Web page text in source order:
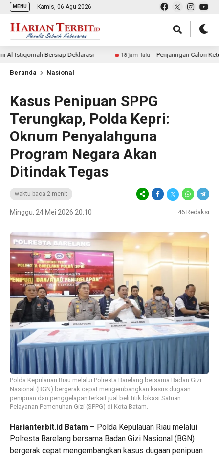
MENU Kamis, 06 Agu 2026
Bersiap Deklarasi 18 jam lalu Penjaringan Calon Ketua
Beranda Nasional
Kasus Penipuan SPPG
Terungkap, Polda Kepri:
Oknum Penyalahguna
Program Negara Akan
Ditindak Tegas
waktu baca 2 menit
Minggu, 24 Mei 2026 20:10 46 Redaksi
Polda Kepulauan Riau melalui Polresta Barelang bersama Badan Gizi
Nasional (BGN) bergerak cepat mengembangkan kasus dugaan
penipuan dan penggelapan terkait jual beli titik lokasi Satuan
Pelayanan Pemenuhan Gizi (SPPG) di Kota Batam.
Harianterbit.id Batam – Polda Kepulauan Riau melalui
Polresta Barelang bersama Badan Gizi Nasional (BGN)
bergerak cepat mengembangkan kasus dugaan penipuan